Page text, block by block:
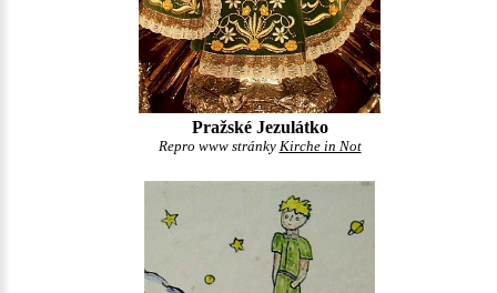
Pražské Jezulátko
Repro www stránky Kirche in Not